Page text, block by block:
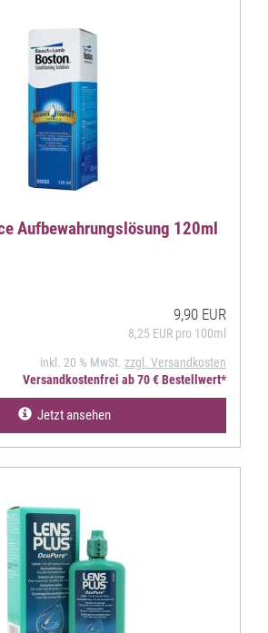
Aufbewahrungslösung 120ml
9,90 EUR
8,25 EUR pro 100ml
inkl. 20 % MwSt. zzgl. Versandkosten
Versandkostenfrei ab 70 € Bestellwert*
Jetzt ansehen